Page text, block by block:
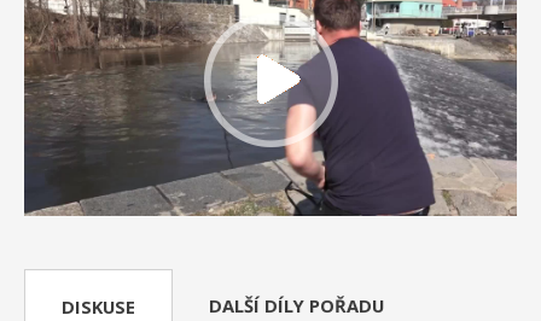
DISKUSE DALŠÍ DÍLY POŘADU